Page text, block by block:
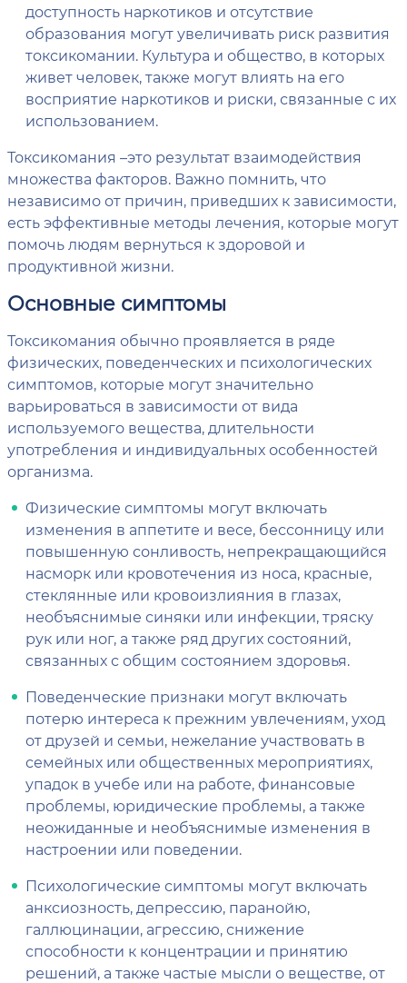
доступность наркотиков и отсутствие
образования могут увеличивать риск развития
токсикомании. Культура и общество, в которых
живет человек, также могут влиять на его
восприятие наркотиков и риски, связанные с их
использованием.
Токсикомания –это результат взаимодействия
множества факторов. Важно помнить, что
независимо от причин, приведших к зависимости,
есть эффективные методы лечения, которые могут
помочь людям вернуться к здоровой и
продуктивной жизни.
Основные симптомы
Токсикомания обычно проявляется в ряде
физических, поведенческих и психологических
симптомов, которые могут значительно
варьироваться в зависимости от вида
используемого вещества, длительности
употребления и индивидуальных особенностей
организма.
Физические симптомы могут включать
изменения в аппетите и весе, бессонницу или
повышенную сонливость, непрекращающийся
насморк или кровотечения из носа, красные,
стеклянные или кровоизлияния в глазах,
необъяснимые синяки или инфекции, тряску
рук или ног, а также ряд других состояний,
связанных с общим состоянием здоровья.
Поведенческие признаки могут включать
потерю интереса к прежним увлечениям, уход
от друзей и семьи, нежелание участвовать в
семейных или общественных мероприятиях,
упадок в учебе или на работе, финансовые
проблемы, юридические проблемы, а также
неожиданные и необъяснимые изменения в
настроении или поведении.
Психологические симптомы могут включать
анксиозность, депрессию, паранойю,
галлюцинации, агрессию, снижение
способности к концентрации и принятию
решений, а также частые мысли о веществе, от